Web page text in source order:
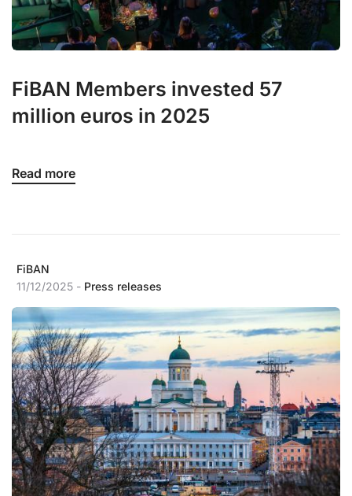
FiBAN Members invested 57
million euros in 2025
Read more
FiBAN
11/12/2025 - Press releases